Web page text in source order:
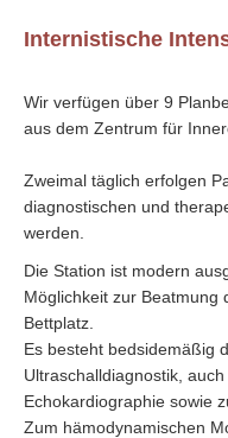
Internistische
Wir verfügen über 9
aus dem Zentrum für
Zweimal täglich erfolgen
diagnostischen und
werden.
Die Station ist modern
Möglichkeit zur Beatmung
Bettplatz.
Es besteht bedsidemäßig
Ultraschalldiagnostik,
Echokardiographie sowie
Zum hämodynamischen